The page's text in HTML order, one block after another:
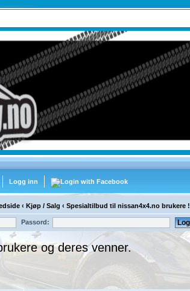
Logg inn
‹ Kjøp / Salg ‹ Spesialtilbud til nissan4x4.no brukere !
Passord:
og deres venner.